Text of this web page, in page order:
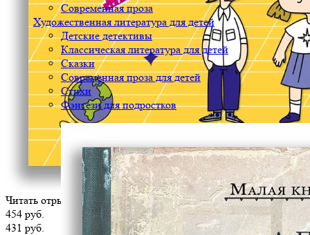
Современная проза
Художественная литература для детей
Детские детективы
Классическая литература для детей
Сказки
Современная проза для детей
Стихи
Фэнтези для подростков
Читать отрывок
454 руб.
431 руб.